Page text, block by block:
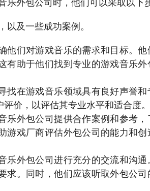
及一些成功案例。
他们对游戏音乐的需求和目标。
有助于他们找到专业的游戏音乐
找在游戏音乐领域具有良好声誉
价，以评估其专业水平和适合度。
乐外包公司提供合作案例和参考
游戏厂商评估外包公司的能力和
乐外包公司进行充分的交流和沟
求。同时，他们应该听取外包公